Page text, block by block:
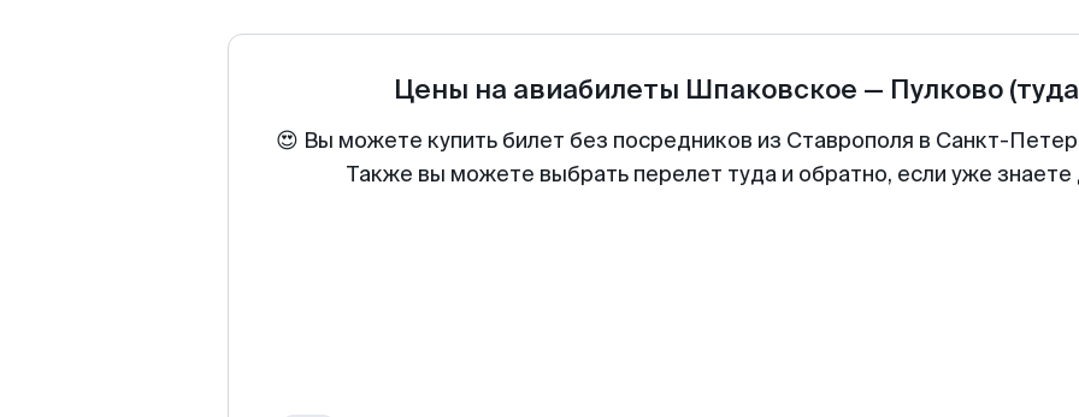
Цены на авиабилеты Шпаковское — Пулково
😍 Вы можете купить билет без посредников из Ставрополя в Санкт-
Также вы можете выбрать перелет туда и обратно, если уже